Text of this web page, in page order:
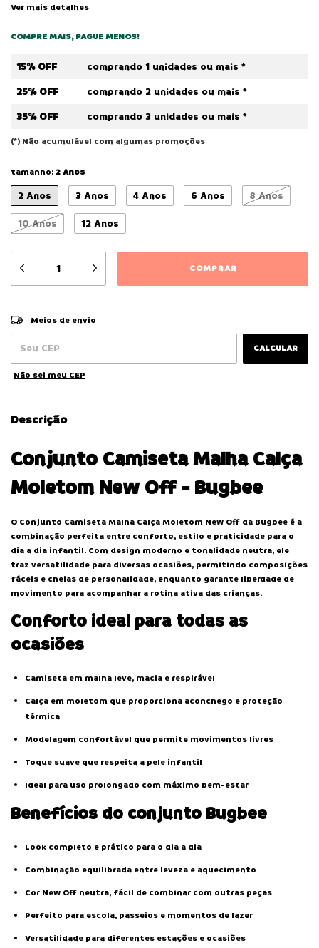
Ver mais detalhes
COMPRE MAIS, PAGUE MENOS!
15% OFF
comprando 1 unidades ou mais *
25% OFF
comprando 2 unidades ou mais *
35% OFF
comprando 3 unidades ou mais *
(*) Não acumulável com algumas promoções
tamanho: 2 Anos
2 Anos 3 Anos 4 Anos 6 Anos 8 Anos
10 Anos 12 Anos
Entregas para o CEP:
Meios de envio
CALCULAR
Não sei meu CEP
Descrição
Conjunto Camiseta Malha Calça
Moletom New Off - Bugbee
O Conjunto Camiseta Malha Calça Moletom New Off da Bugbee é a
combinação perfeita entre conforto, estilo e praticidade para o
dia a dia infantil. Com design moderno e tonalidade neutra, ele
traz versatilidade para diversas ocasiões, permitindo composições
fáceis e cheias de personalidade, enquanto garante liberdade de
movimento para acompanhar a rotina ativa das crianças.
Conforto ideal para todas as
ocasiões
Camiseta em malha leve, macia e respirável
Calça em moletom que proporciona aconchego e proteção
térmica
Modelagem confortável que permite movimentos livres
Toque suave que respeita a pele infantil
Ideal para uso prolongado com máximo bem-estar
Benefícios do conjunto Bugbee
Look completo e prático para o dia a dia
Combinação equilibrada entre leveza e aquecimento
Cor New Off neutra, fácil de combinar com outras peças
Perfeito para escola, passeios e momentos de lazer
Versatilidade para diferentes estações e ocasiões